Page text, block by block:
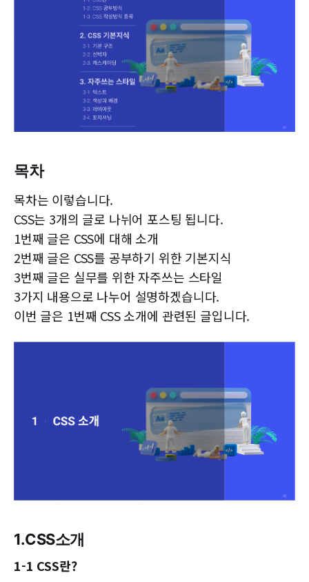
목차
목차는 이렇습니다.
CSS는 3개의 글로 나뉘어 포스팅 됩니다.
1번째 글은 CSS에 대해 소개
2번째 글은 CSS를 공부하기 위한 기본지식
3번째 글은 실무를 위한 자주쓰는 스타일
3가지 내용으로 나누어 설명하겠습니다.
이번 글은 1번째 CSS 소개에 관련된 글입니다.
1.CSS소개
1-1 CSS란?